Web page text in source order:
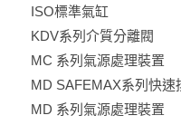
ISO標準氣缸
KDV系列介質分離閥
MC 系列氣源處理裝置
MD SAFEMAX系列快速
MD 系列氣源處理裝置